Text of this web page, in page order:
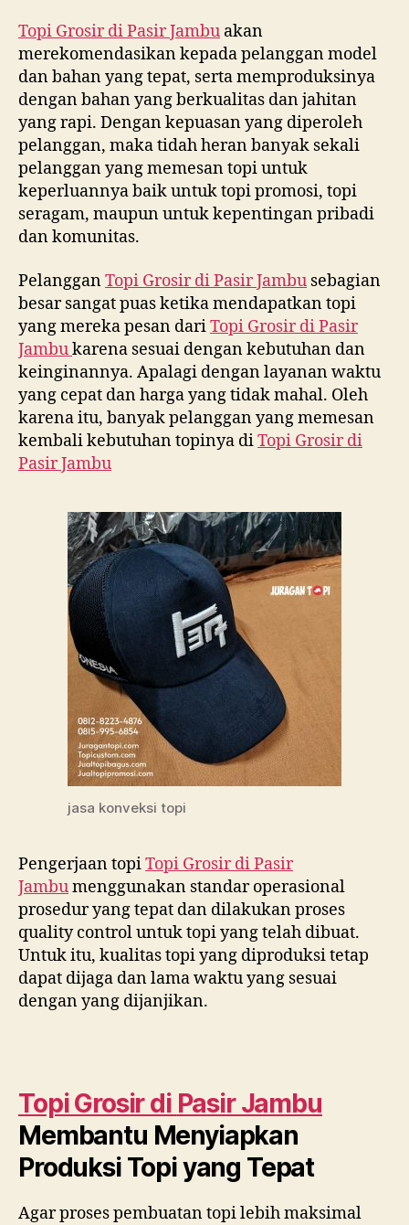
Topi Grosir diPasir Jambu akan
merekomendasikan kepada pelanggan model
dan bahan yang tepat, serta memproduksinya
dengan bahan yang berkualitas dan jahitan
yang rapi. Dengan kepuasan yang diperoleh
pelanggan, maka tidah heran banyak sekali
pelanggan yang memesan topi untuk
keperluannya baik untuk topi promosi, topi
seragam, maupun untuk kepentingan pribadi
dan komunitas.
PelangganTopi Grosir diPasir Jambu sebagian
besar sangat puas ketika mendapatkan topi
yang mereka pesan dariTopi Grosir diPasir
Jambukarena sesuai dengan kebutuhan dan
keinginannya. Apalagi dengan layanan waktu
yang cepat dan harga yang tidak mahal. Oleh
karena itu, banyak pelanggan yang memesan
kembali kebutuhan topinya diTopi Grosir di
Pasir Jambu
jasa konveksi topi
Pengerjaan topiTopi Grosir diPasir
Jambumenggunakan standar operasional
prosedur yang tepat dan dilakukan proses
quality control untuk topi yang telah dibuat.
Untuk itu, kualitas topi yang diproduksi tetap
dapat dijaga dan lama waktu yang sesuai
dengan yang dijanjikan.
Topi Grosir di Pasir Jambu
Membantu Menyiapkan
Produksi Topi yang Tepat
Agar proses pembuatan topi lebih maksimal